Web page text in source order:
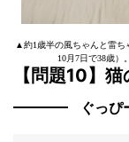
▲約1歳半の風ちゃんと雷ち
10月7日で38歳）
【問題10】
ぐっぴ